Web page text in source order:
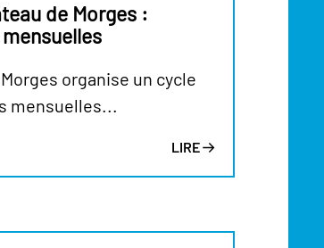
de Morges :
organise un cycle
mensuelles...
LIRE